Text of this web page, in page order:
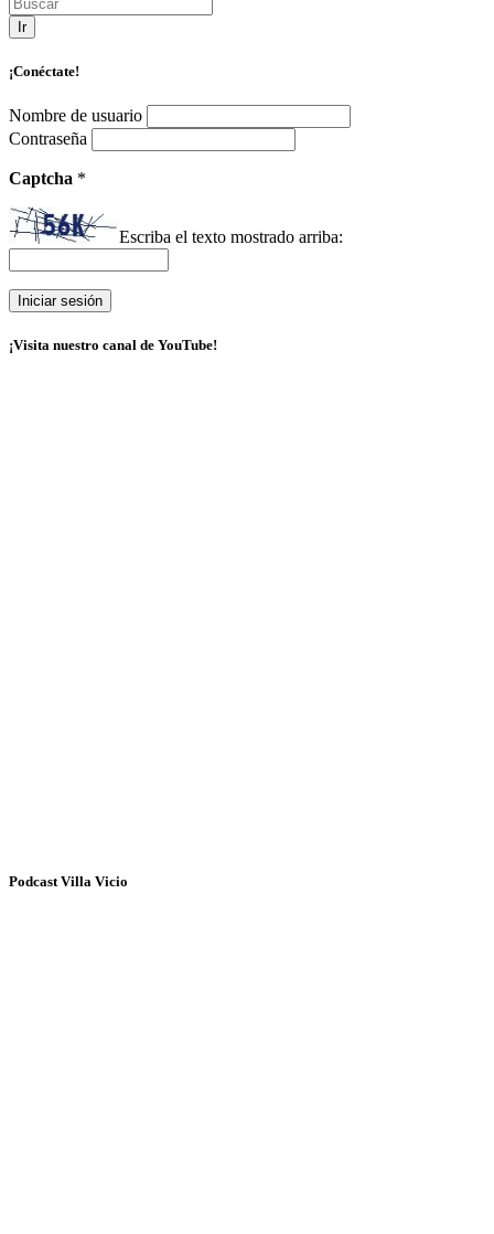
Ir
¡Conéctate!
Nombre de usuario
Contraseña
Captcha *
Escriba el texto mostrado arriba:
¡Visita nuestro canal de YouTube!
Podcast Villa Vicio